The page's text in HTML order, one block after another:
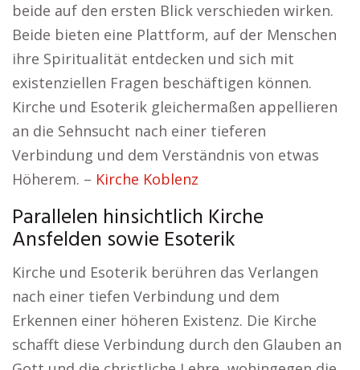
beide auf den ersten Blick verschieden wirken.
Beide bieten eine Plattform, auf der Menschen
ihre Spiritualität entdecken und sich mit
existenziellen Fragen beschäftigen können.
Kirche und Esoterik gleichermaßen appellieren
an die Sehnsucht nach einer tieferen
Verbindung und dem Verständnis von etwas
Höherem. – Kirche Koblenz
Parallelen hinsichtlich Kirche
Ansfelden sowie Esoterik
Kirche und Esoterik berühren das Verlangen
nach einer tiefen Verbindung und dem
Erkennen einer höheren Existenz. Die Kirche
schafft diese Verbindung durch den Glauben an